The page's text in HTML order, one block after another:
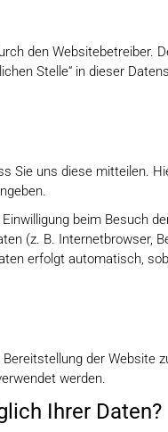
den Websitebetreiber.
Stelle“ in dieser
Sie uns diese mitteilen.
beim Besuch
(z. B. Internetbrowser,
erfolgt automatisch,
der Website
werden.
Ihrer Daten?